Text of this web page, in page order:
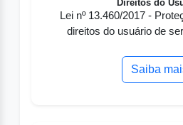
Direitos do
Lei nº 13.460/2017 -
direitos do usuário de
Saiba